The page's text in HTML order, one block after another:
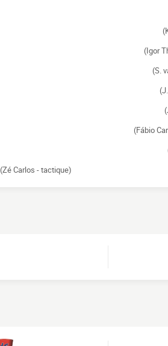
(Igor
(S.
(Fábio
(Zé Carlos - tactique)